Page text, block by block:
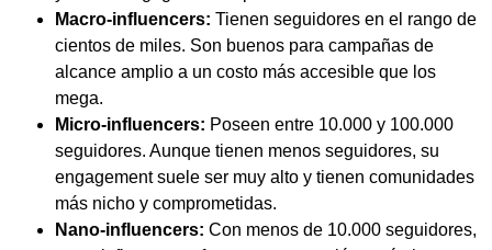
Macro-influencers: Tienen seguidores en el rango de
cientos de miles. Son buenos para campañas de
alcance amplio a un costo más accesible que los
mega.
Micro-influencers: Poseen entre 10.000 y 100.000
seguidores. Aunque tienen menos seguidores, su
engagement suele ser muy alto y tienen comunidades
más nicho y comprometidas.
Nano-influencers: Con menos de 10.000 seguidores,